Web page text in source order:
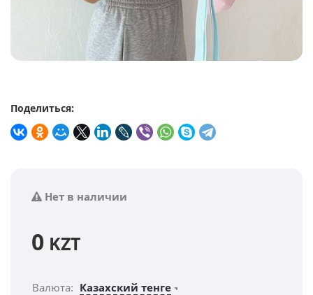
Поделиться:
Нет в наличии
0 KZT
Валюта: Казахский тенге